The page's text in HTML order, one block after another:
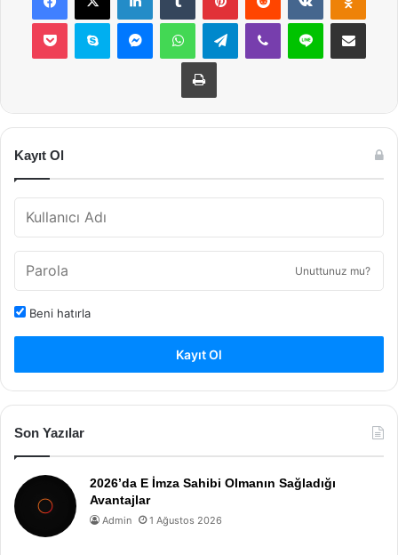
Pocket Skype MessengerWhatsAppTelegramViber Line E-Posta ile
Yazdır
Kayıt Ol
Unuttunuz mu?
Beni hatırla
Kayıt Ol
Son Yazılar
2026’da E İmza Sahibi Olmanın Sağladığı
Avantajlar
Admin 1 Ağustos 2026